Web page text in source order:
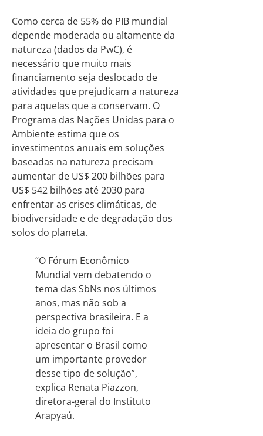
Como cerca de 55% do PIB mundial
depende moderada ou altamente da
natureza (dados da PwC), é
necessário que muito mais
financiamento seja deslocado de
atividades que prejudicam a natureza
para aquelas que a conservam. O
Programa das Nações Unidas para o
Ambiente estima que os
investimentos anuais em soluções
baseadas na natureza precisam
aumentar de US$ 200 bilhões para
US$ 542 bilhões até 2030 para
enfrentar as crises climáticas, de
biodiversidade e de degradação dos
solos do planeta.
“O Fórum Econômico
Mundial vem debatendo o
tema das SbNs nos últimos
anos, mas não sob a
perspectiva brasileira. E a
ideia do grupo foi
apresentar o Brasil como
um importante provedor
desse tipo de solução”,
explica Renata Piazzon,
diretora-geral do Instituto
Arapyaú.